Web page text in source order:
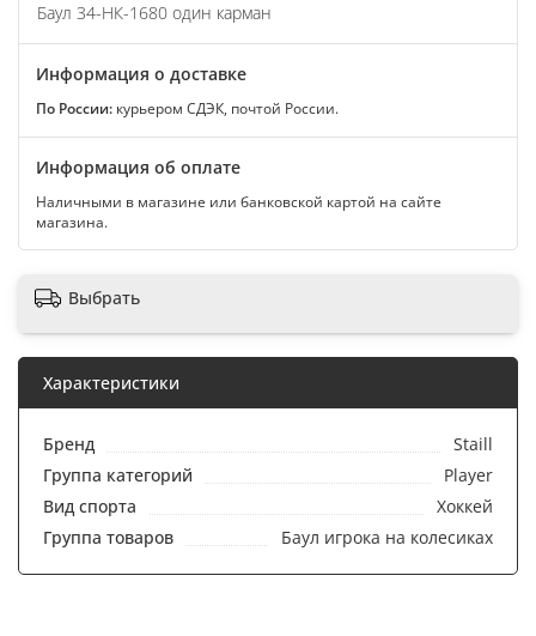
Баул 34-НК-1680 один карман
Информация о доставке
По России: курьером СДЭК, почтой России.
Информация об оплате
Наличными в магазине или банковской картой на сайте
магазина.
Выбрать
Характеристики
Бренд
Staill
Группа категорий
Player
Вид спорта
Хоккей
Группа товаров
Баул игрока на колесиках